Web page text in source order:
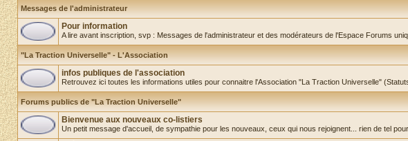
Messages de l'administrateur
Pour information
A lire avant inscription, svp : Messages de l'administrateur et des modérateurs de l'Espace Forums
"La Traction Universelle" - L'Association
infos publiques de l'association
Retrouvez ici toutes les informations utiles pour connaitre l'Association "La Traction Universelle"
Forums publics de "La Traction Universelle"
Bienvenue aux nouveaux co-listiers
Un petit message d'accueil, de sympathie pour les nouveaux, ceux qui nous rejoignent... rien de tel pour